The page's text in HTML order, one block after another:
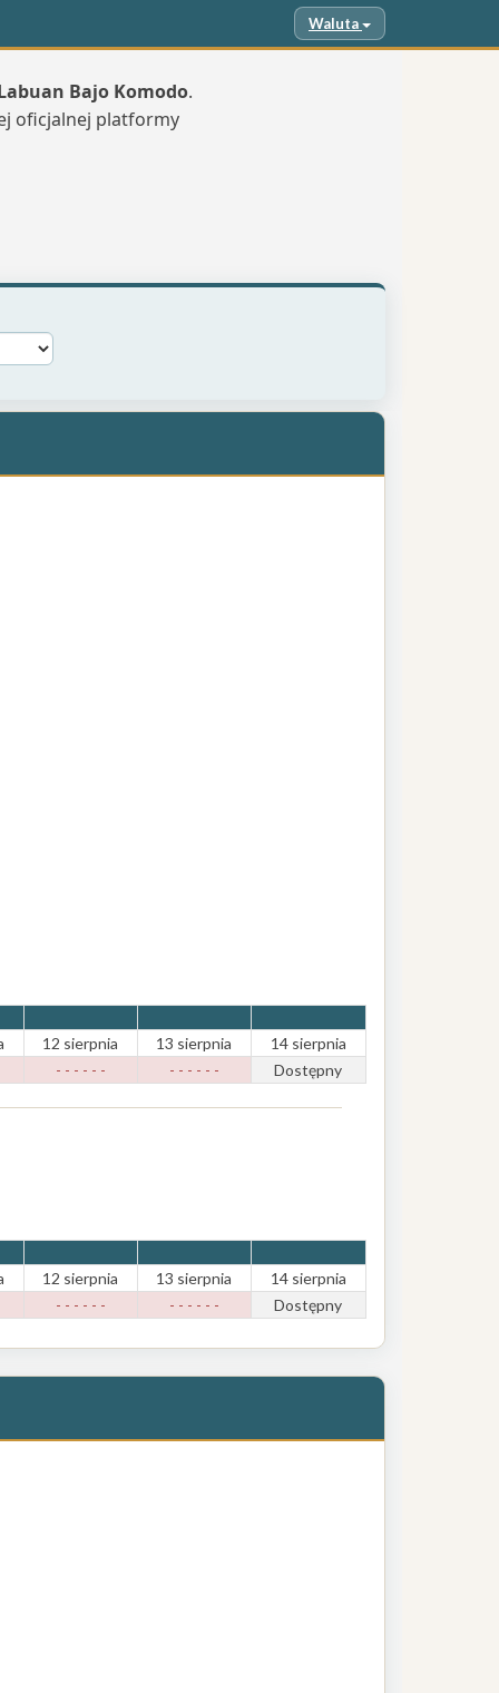
Waluta
Bajo Komodo.
oficjalnej platformy
12 sierpnia 13 sierpnia
14 sierpnia
- - - - - - - - - - - - Dostępny
12 sierpnia 13 sierpnia
14 sierpnia
- - - - - - - - - - - - Dostępny